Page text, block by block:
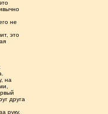
не
это
на
друга
руку.